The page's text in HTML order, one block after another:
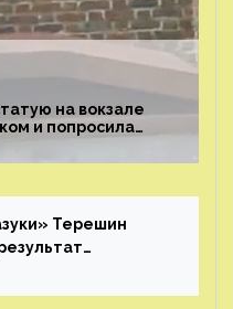
на вокзале
и попросила
Терешин